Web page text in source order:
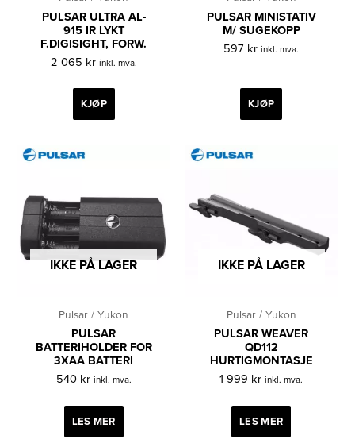
PULSAR ULTRA AL-
915 IR LYKT
F.DIGISIGHT, FORW.
2 065 kr inkl. mva.
KJØP
PULSAR MINISTATIV
M/ SUGEKOPP
597 kr inkl. mva.
KJØP
IKKE PÅ LAGER
Pulsar / Yukon
PULSAR
BATTERIHOLDER FOR
3XAA BATTERI
540 kr inkl. mva.
LES MER
IKKE PÅ LAGER
Pulsar / Yukon
PULSAR WEAVER
QD112
HURTIGMONTASJE
1 999 kr inkl. mva.
LES MER